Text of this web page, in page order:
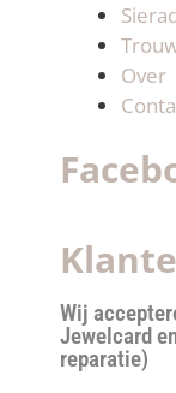
Over
Wij
Jewelcard
reparatie)